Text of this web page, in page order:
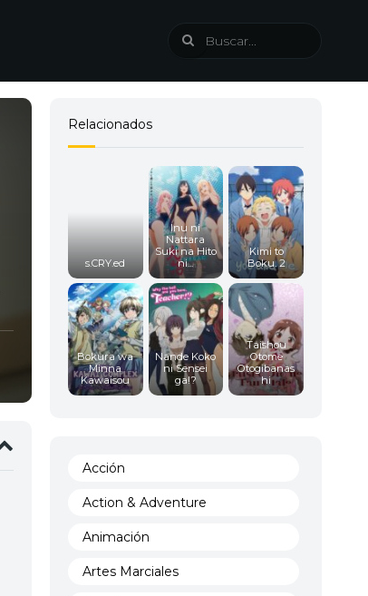
Relacionados
s.CRY.ed
Inu ni
Nattara
Suki na Hito
ni...
Kimi to
Boku. 2
Bokura wa
Minna
Kawaisou
Nande Koko
ni Sensei
ga!?
Taishou
Otome
Otogibanas
hi
Acción
Action & Adventure
Animación
Artes Marciales